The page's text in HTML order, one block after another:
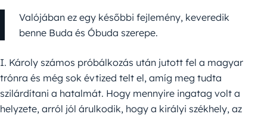
Valójában ez egy későbbi fejlemény, keveredik
benne Buda és Óbuda szerepe.
I. Károly számos próbálkozás után jutott fel a magyar
trónra és még sok évtized telt el, amíg meg tudta
szilárdítani a hatalmát. Hogy mennyire ingatag volt a
helyzete, arról jól árulkodik, hogy a királyi székhely, az